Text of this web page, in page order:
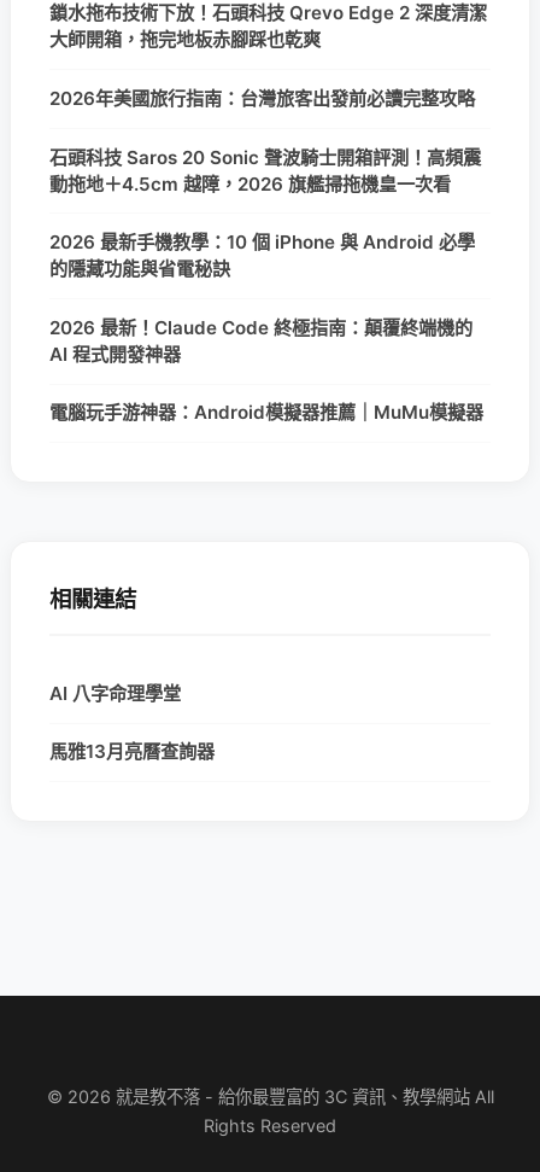
鎖水拖布技術下放！石頭科技 Qrevo Edge 2 深度清潔
大師開箱，拖完地板赤腳踩也乾爽
2026年美國旅行指南：台灣旅客出發前必讀完整攻略
石頭科技 Saros 20 Sonic 聲波騎士開箱評測！高頻震
動拖地＋4.5cm 越障，2026 旗艦掃拖機皇一次看
2026 最新手機教學：10 個 iPhone 與 Android 必學
的隱藏功能與省電秘訣
2026 最新！Claude Code 終極指南：顛覆終端機的
AI 程式開發神器
電腦玩手游神器：Android模擬器推薦｜MuMu模擬器
相關連結
AI 八字命理學堂
馬雅13月亮曆查詢器
© 2026 就是教不落 - 給你最豐富的 3C 資訊、教學網站 All
Rights Reserved